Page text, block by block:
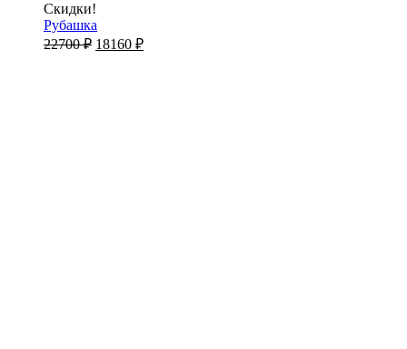
Скидки!
Рубашка
22700₽ 18160 ₽